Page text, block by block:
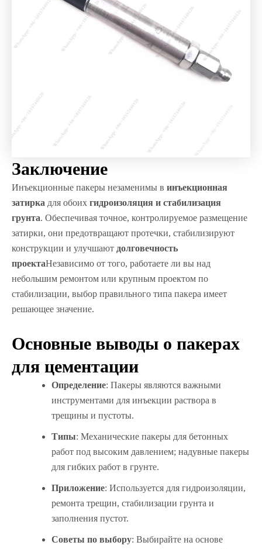
Заключение
Инъекционные пакеры незаменимы в инъекционная
затирка для обоих гидроизоляция и стабилизация
грунта. Обеспечивая точное, контролируемое размещение
затирки, они предотвращают протечки, стабилизируют
конструкции и улучшают долговечность
проектаНезависимо от того, работаете ли вы над
небольшим ремонтом или крупным проектом по
стабилизации, выбор правильного типа пакера имеет
решающее значение.
Основные выводы о пакерах
для цементации
Определение: Пакеры являются важными
инструментами для инъекции раствора в
трещины и пустоты.
Типы: Механические пакеры для бетонных
работ под высоким давлением; надувные пакеры
для гибких работ в грунте.
Приложение: Используется для гидроизоляции,
ремонта трещин, стабилизации грунта и
заполнения пустот.
Советы по выбору: Выбирайте на основе